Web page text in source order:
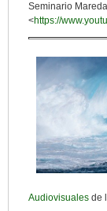
Seminario
<https://
Audiovisuales de